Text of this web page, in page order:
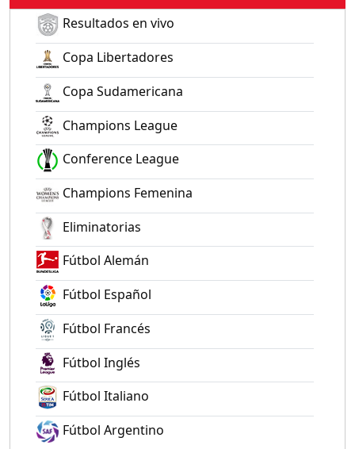
Resultados en vivo
Copa Libertadores
Copa Sudamericana
Champions League
Conference League
Champions Femenina
Eliminatorias
Fútbol Alemán
Fútbol Español
Fútbol Francés
Fútbol Inglés
Fútbol Italiano
Fútbol Argentino